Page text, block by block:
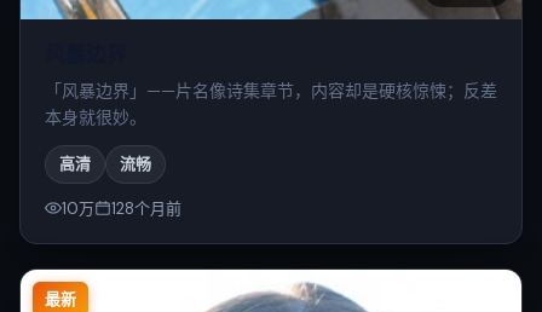
「风暴边界」——片名像诗集章节，内容却是硬核惊悚；反差
本身就很妙。
高清 流畅
10万 128个月前
最新